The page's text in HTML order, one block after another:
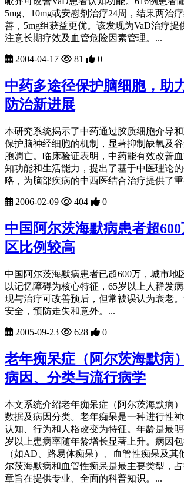
5mg、10mg或安慰剂治疗24周，结果两治
善，5mg组获益更优。该发现为VaD治疗提
注意长期疗效及血管危险因素管理。...
2004-04-17 81 0
中药多途径保护脑细胞，助
防治新进展
本研究系统揭示了中药通过胶质细胞介导
保护脑神经细胞的机制，显著抑制缺氧及
胞凋亡。临床验证表明，中药能有效改善
知功能和生活能力，提出了基于中医理论
略，为脑部疾病的中西医结合治疗提供了
2006-02-09 404 0
中国阿尔茨海默病患者超
区比例较高
中国阿尔茨海默病患者已超600万，城市地
以记忆障碍为核心特征，65岁以上人群发
现与治疗可改善预后，但常被误认为衰老
安全，预防走失和意外。...
2005-09-23 628 0
老年痴呆症（阿尔茨海默病
病因、分类与流行病学
本文系统介绍老年痴呆症（阿尔茨海默病
数据及病因分类。老年痴呆是一种进行性
认知、行为和人格改变为特征。年龄是最
岁以上患病率随年龄增长显著上升。病因
（如AD、路易体痴呆）、血管性痴呆及其
尔茨海默病和血管性痴呆是最主要类型，
章旨在提供专业、全面的科普知识。...